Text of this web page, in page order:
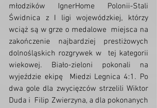
młodzików IgnerHome Polonii-Stali
Świdnica z I ligi wojewódzkiej, którzy
wciąż są w grze o medalowe  miejsca na
zakończenie najbardziej prestiżowych
dolnośląskich rozgrywek w  tej kategorii
wiekowej. Biało-zieloni pokonali na
wyjeździe ekipę  Miedzi Legnica 4:1. Po
dwa gole dla zwycięzców strzelili Wiktor
Duda i  Filip Zwierzyna, a dla pokonanych